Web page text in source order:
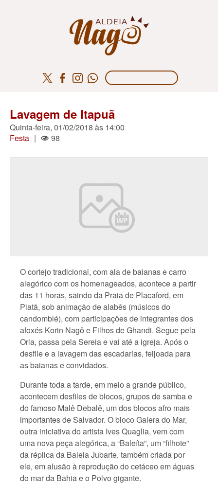
Lavagem de Itapuã
Quinta-feira, 01/02/2018 às 14:00
Festa | 98
Ocortejo tradicional, com ala de baianas e carro
alegórico com os homenageados, acontece a partir
das 11 horas, saindo da Praia de Placaford, em
Piatã, sob animação de alabês (músicos do
candomblé), com participações de integrantes dos
afoxés Korin Nagô e Filhos de Ghandi. Segue pela
Orla, passa pela Sereia e vai até a igreja. Após o
desfile e a lavagem das escadarias, feijoada para
as baianas e convidados.
Durante toda a tarde, em meio a grande público,
acontecem desfiles de blocos, grupos de samba e
do famoso Malê Debalê, um dos blocos afro mais
importantes de Salvador. O bloco Galera do Mar,
outra iniciativa do artista Ives Quaglia, vem com
uma nova peça alegórica, a “Baleíta”, um “filhote”
da réplica da Baleia Jubarte, também criada por
ele, em alusão à reprodução do cetáceo em águas
do mar da Bahia e o Polvo gigante.